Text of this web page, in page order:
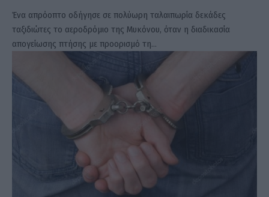
Ένα απρόοπτο οδήγησε σε πολύωρη ταλαιπωρία δεκάδες
ταξιδιώτες το αεροδρόμιο της Μυκόνου, όταν η διαδικασία
απογείωσης πτήσης με προορισμό τη…